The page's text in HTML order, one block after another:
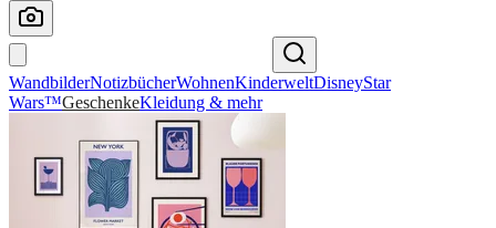
WandbilderNotizbücherWohnenKinderweltDisneyStar
Wars™GeschenkeKleidung & mehr